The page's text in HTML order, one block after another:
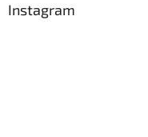
Instagram